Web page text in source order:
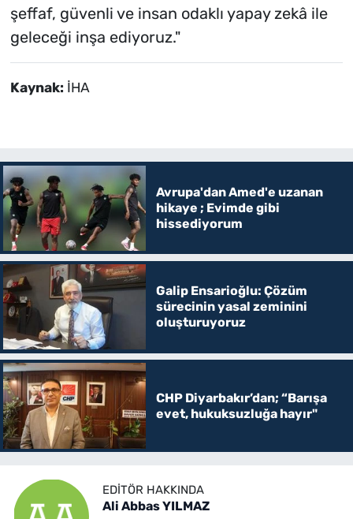
şeffaf, güvenli ve insan odaklı yapay zekâ ile
geleceği inşa ediyoruz."
Kaynak: İHA
Avrupa'dan Amed'e uzanan
hikaye ; Evimde gibi
hissediyorum
Galip Ensarioğlu: Çözüm
sürecinin yasal zeminini
oluşturuyoruz
CHP Diyarbakır’dan; “Barışa
evet, hukuksuzluğa hayır"
EDITÖR HAKKINDA
Ali Abbas YILMAZ